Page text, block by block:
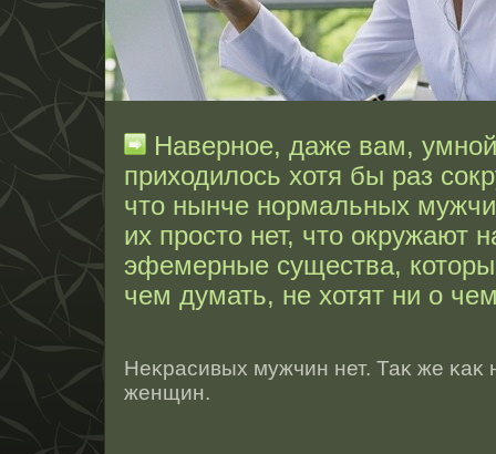
Наверное, даже вам,
приходилось хотя бы раз
что нынче нормальных
их просто нет, что окружают
эфемерные существа,
чем думать, не хотят ни о
Неκрасивых мужчин нет. Таκ же κаκ
женщин.